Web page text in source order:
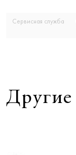
Сервисная служба